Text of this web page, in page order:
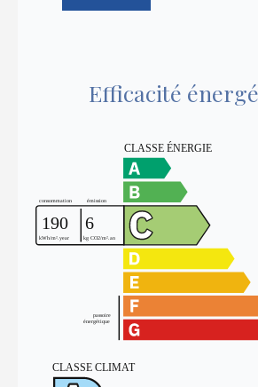
Efficacité